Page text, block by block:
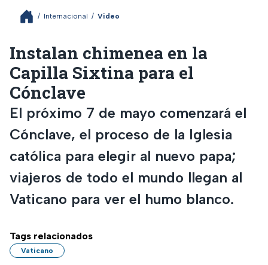
/ Internacional / Video
Instalan chimenea en la
Capilla Sixtina para el
Cónclave
El próximo 7 de mayo comenzará el
Cónclave, el proceso de la Iglesia
católica para elegir al nuevo papa;
viajeros de todo el mundo llegan al
Vaticano para ver el humo blanco.
Tags relacionados
Vaticano